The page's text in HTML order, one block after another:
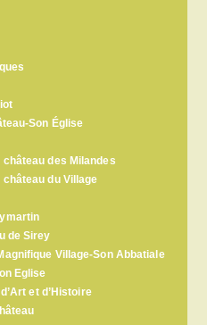
Son Église
des Milandes
du Village
de Sirey
Village-Son Abbatiale
Eglise
et d’Histoire